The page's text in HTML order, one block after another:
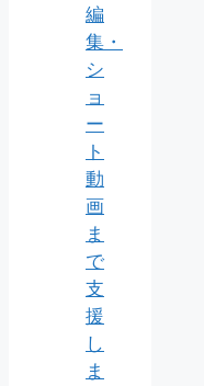
編
集・
シ
ョ
ー
ト
動
画
ま
で
支
援
し
ま